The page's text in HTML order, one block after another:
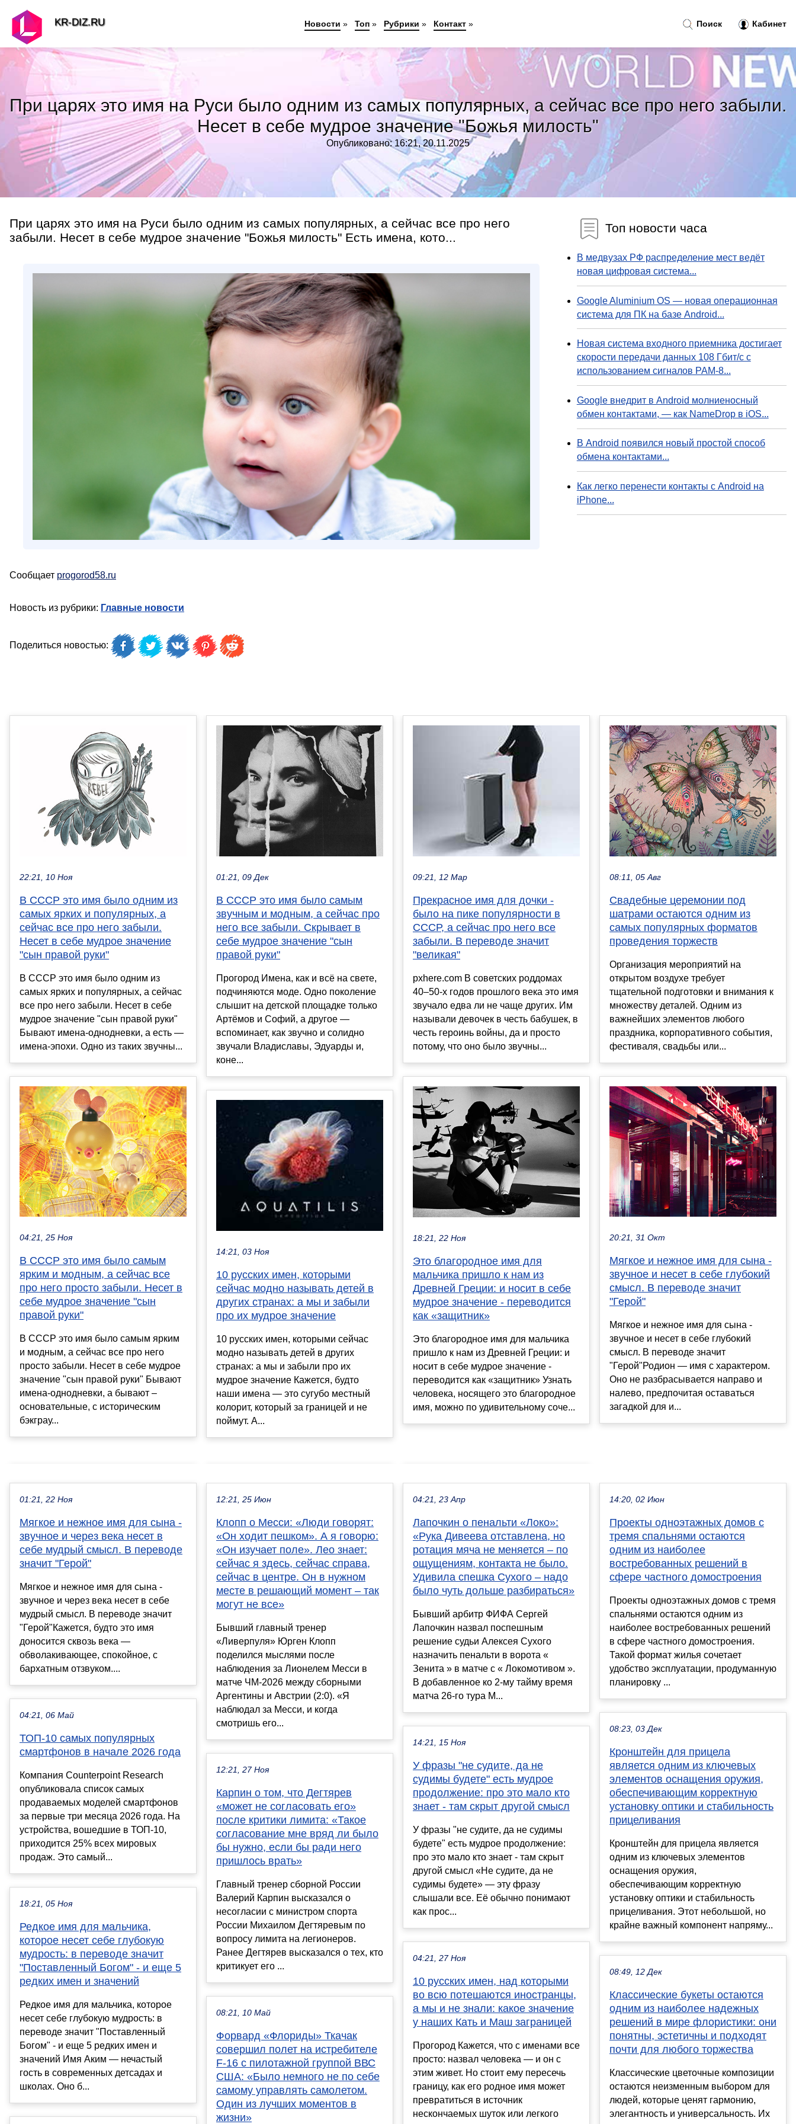
При царях это имя на Руси было одним из самых популярных, а сейчас все про него забыли.
Несет в себе мудрое значение "Божья милость"
Опубликовано: 16:21, 20.11.2025
При царях это имя на Руси было одним из самых популярных, а сейчас все про него
забыли. Несет в себе мудрое значение "Божья милость" Есть имена, кото...
Сообщает progorod58.ru
Новость из рубрики: Главные новости
Поделиться новостью:
Топ новости часа
В медвузах РФ распределение мест ведёт
новая цифровая система...
Google Aluminium OS — новая операционная
система для ПК на базе Android...
Новая система входного приемника достигает
скорости передачи данных 108 Гбит/с с
использованием сигналов PAM-8...
Google внедрит в Android молниеносный
обмен контактами, — как NameDrop в iOS...
В Android появился новый простой способ
обмена контактами...
Как легко перенести контакты с Android на
iPhone...
22:21, 10 Ноя
В СССР это имя было одним из
самых ярких и популярных, а
сейчас все про него забыли.
Несет в себе мудрое значение
"сын правой руки"
В СССР это имя было одним из
самых ярких и популярных, а сейчас
все про него забыли. Несет в себе
мудрое значение "сын правой руки"
Бывают имена-однодневки, а есть —
имена-эпохи. Одно из таких звучны...
04:21, 25 Ноя
В СССР это имя было самым
ярким и модным, а сейчас все
про него просто забыли. Несет в
себе мудрое значение "сын
правой руки"
В СССР это имя было самым ярким
и модным, а сейчас все про него
просто забыли. Несет в себе мудрое
значение "сын правой руки" Бывают
имена-однодневки, а бывают –
основательные, с историческим
бэкграу...
01:21, 09 Дек
В СССР это имя было самым
звучным и модным, а сейчас про
него все забыли. Скрывает в
себе мудрое значение "сын
правой руки"
Прогород Имена, как и всё на свете,
подчиняются моде. Одно поколение
слышит на детской площадке только
Артёмов и Софий, а другое —
вспоминает, как звучно и солидно
звучали Владиславы, Эдуарды и,
коне...
14:21, 03 Ноя
10 русских имен, которыми
сейчас модно называть детей в
других странах: а мы и забыли
про их мудрое значение
10 русских имен, которыми сейчас
модно называть детей в других
странах: а мы и забыли про их
мудрое значение Кажется, будто
наши имена — это сугубо местный
колорит, который за границей и не
поймут. А...
09:21, 12 Мар
Прекрасное имя для дочки -
было на пике популярности в
СССР, а сейчас про него все
забыли. В переводе значит
"великая"
pxhere.com В советских роддомах
40–50-х годов прошлого века это имя
звучало едва ли не чаще других. Им
называли девочек в честь бабушек, в
честь героинь войны, да и просто
потому, что оно было звучны...
18:21, 22 Ноя
Это благородное имя для
мальчика пришло к нам из
Древней Греции: и носит в себе
мудрое значение - переводится
как «защитник»
Это благородное имя для мальчика
пришло к нам из Древней Греции: и
носит в себе мудрое значение -
переводится как «защитник» Узнать
человека, носящего это благородное
имя, можно по удивительному соче...
08:11, 05 Авг
Свадебные церемонии под
шатрами остаются одним из
самых популярных форматов
проведения торжеств
Организация мероприятий на
открытом воздухе требует
тщательной подготовки и внимания к
множеству деталей. Одним из
важнейших элементов любого
праздника, корпоративного события,
фестиваля, свадьбы или...
20:21, 31 Окт
Мягкое и нежное имя для сына -
звучное и несет в себе глубокий
смысл. В переводе значит
"Герой"
Мягкое и нежное имя для сына -
звучное и несет в себе глубокий
смысл. В переводе значит
"Герой"Родион — имя с характером.
Оно не разбрасывается направо и
налево, предпочитая оставаться
загадкой для и...
01:21, 22 Ноя
Мягкое и нежное имя для сына -
звучное и через века несет в
себе мудрый смысл. В переводе
значит "Герой"
Мягкое и нежное имя для сына -
звучное и через века несет в себе
мудрый смысл. В переводе значит
"Герой"Кажется, будто это имя
доносится сквозь века —
обволакивающее, спокойное, с
бархатным отзвуком....
04:21, 06 Май
ТОП-10 самых популярных
смартфонов в начале 2026 года
Компания Counterpoint Research
опубликовала список самых
продаваемых моделей смартфонов
за первые три месяца 2026 года. На
устройства, вошедшие в ТОП-10,
приходится 25% всех мировых
продаж. Это самый...
18:21, 05 Ноя
Редкое имя для мальчика,
которое несет себе глубокую
мудрость: в переводе значит
"Поставленный Богом" - и еще 5
редких имен и значений
Редкое имя для мальчика, которое
несет себе глубокую мудрость: в
переводе значит "Поставленный
Богом" - и еще 5 редких имен и
значений Имя Аким — нечастый
гость в современных детсадах и
школах. Оно б...
12:21, 25 Июн
Клопп о Месси: «Люди говорят:
«Он ходит пешком». А я говорю:
«Он изучает поле». Лео знает:
сейчас я здесь, сейчас справа,
сейчас в центре. Он в нужном
месте в решающий момент – так
могут не все»
Бывший главный тренер
«Ливерпуля» Юрген Клопп
поделился мыслями после
наблюдения за Лионелем Месси в
матче ЧМ-2026 между сборными
Аргентины и Австрии (2:0). «Я
наблюдал за Месси, и когда
смотришь его...
12:21, 27 Ноя
Карпин о том, что Дегтярев
«может не согласовать его»
после критики лимита: «Такое
согласование мне вряд ли было
бы нужно, если бы ради него
пришлось врать»
Главный тренер сборной России
Валерий Карпин высказался о
несогласии с министром спорта
России Михаилом Дегтяревым по
вопросу лимита на легионеров.
Ранее Дегтярев высказался о тех, кто
критикует его ...
08:21, 10 Май
Форвард «Флориды» Ткачак
совершил полет на истребителе
F-16 с пилотажной группой ВВС
США: «Было немного не по себе
самому управлять самолетом.
Один из лучших моментов в
жизни»
04:21, 23 Апр
Лапочкин о пенальти «Локо»:
«Рука Дивеева отставлена, но
ротация мяча не меняется – по
ощущениям, контакта не было.
Удивила спешка Сухого – надо
было чуть дольше разбираться»
Бывший арбитр ФИФА Сергей
Лапочкин назвал поспешным
решение судьи Алексея Сухого
назначить пенальти в ворота «
Зенита » в матче с « Локомотивом ».
В добавленное ко 2-му тайму время
матча 26-го тура М...
14:21, 15 Ноя
У фразы "не судите, да не
судимы будете" есть мудрое
продолжение: про это мало кто
знает - там скрыт другой смысл
У фразы "не судите, да не судимы
будете" есть мудрое продолжение:
про это мало кто знает - там скрыт
другой смысл «Не судите, да не
судимы будете» — эту фразу
слышали все. Её обычно понимают
как прос...
04:21, 27 Ноя
10 русских имен, над которыми
во всю потешаются иностранцы,
а мы и не знали: какое значение
у наших Кать и Маш заграницей
Прогород Кажется, что с именами все
просто: назвал человека — и он с
этим живет. Но стоит ему пересечь
границу, как его родное имя может
превратиться в источник
нескончаемых шуток или легкого
14:20, 02 Июн
Проекты одноэтажных домов с
тремя спальнями остаются
одним из наиболее
востребованных решений в
сфере частного домостроения
Проекты одноэтажных домов с тремя
спальнями остаются одним из
наиболее востребованных решений
в сфере частного домостроения.
Такой формат жилья сочетает
удобство эксплуатации, продуманную
планировку ...
08:23, 03 Дек
Кронштейн для прицела
является одним из ключевых
элементов оснащения оружия,
обеспечивающим корректную
установку оптики и стабильность
прицеливания
Кронштейн для прицела является
одним из ключевых элементов
оснащения оружия,
обеспечивающим корректную
установку оптики и стабильность
прицеливания. Этот небольшой, но
крайне важный компонент напряму...
08:49, 12 Дек
Классические букеты остаются
одним из наиболее надежных
решений в мире флористики: они
понятны, эстетичны и подходят
почти для любого торжества
Классические цветочные композиции
остаются неизменным выбором для
людей, которые ценят гармонию,
элегантность и универсальность. Их
Поиск Кабинет
KR-DIZ.RU Новости » Топ » Рубрики » Контакт »